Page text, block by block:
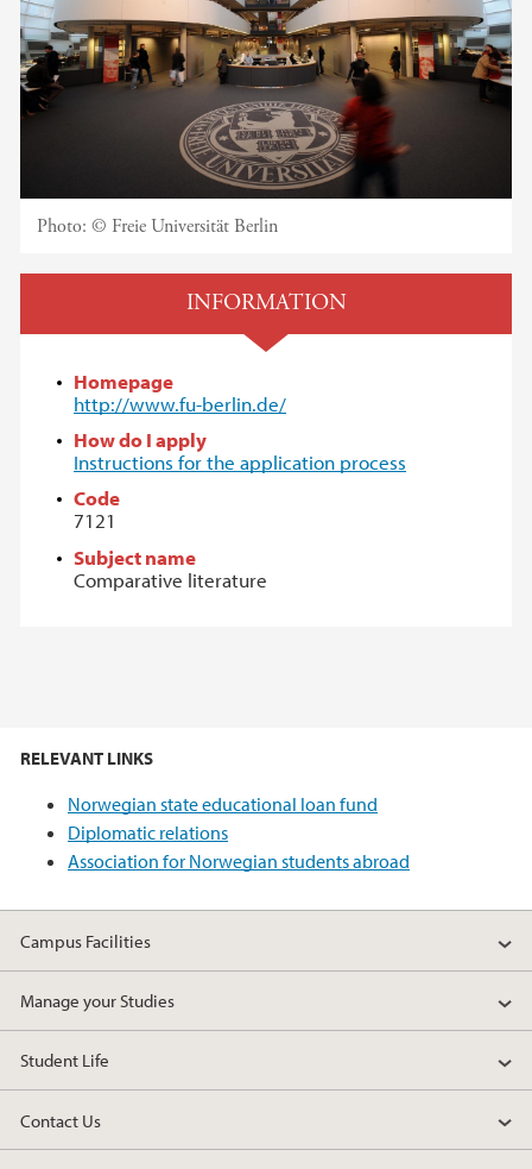
Photo: © Freie Universität Berlin
INFORMATION
Homepage
http://www.fu-berlin.de/
How do I apply
Instructions for the application process
Code
7121
Subject name
Comparative literature
RELEVANT LINKS
Norwegian state educational loan fund
Diplomatic relations
Association for Norwegian students abroad
Campus Facilities
Manage your Studies
Student Life
Contact Us